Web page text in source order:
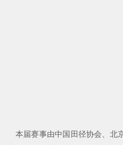
本届赛事由中国田径协会、北